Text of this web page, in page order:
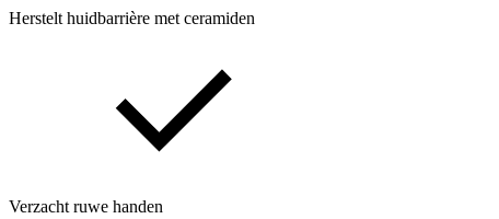
Herstelt huidbarrière met ceramiden
Verzacht ruwe handen